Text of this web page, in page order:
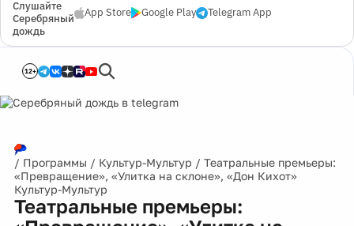
Слушайте
Серебряный
дождь
App Store Google Play Telegram App
12+
/ Программы / Культур-Мультур / Театральные премьеры:
«Превращение», «Улитка на склоне», «Дон Кихот»
Культур-Мультур
Театральные премьеры: